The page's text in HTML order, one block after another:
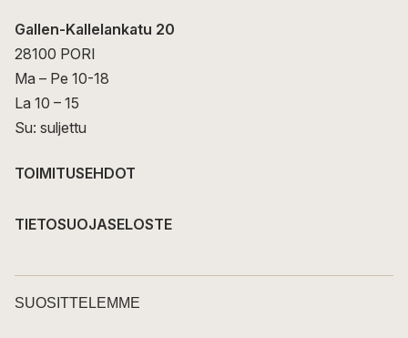
Gallen-Kallelankatu 20
28100 PORI
Ma – Pe 10-18
La 10 – 15
Su: suljettu
TOIMITUSEHDOT
TIETOSUOJASELOSTE
SUOSITTELEMME